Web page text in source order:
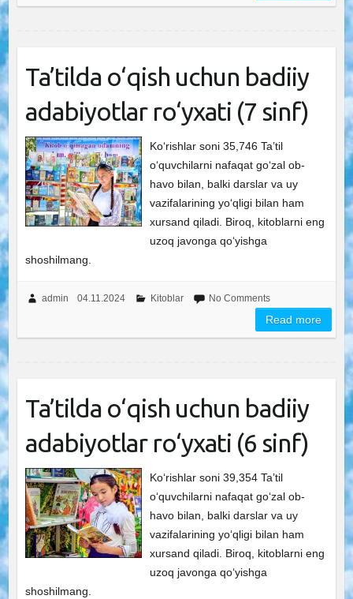
Ta’tilda o‘qish uchun badiiy
adabiyotlar ro‘yxati (7 sinf)
Ko‘rishlar soni 35,746 Ta’til
o‘quvchilarni nafaqat go‘zal ob-
havo bilan, balki darslar va uy
vazifalarining yo‘qligi bilan ham
xursand qiladi. Biroq, kitoblarni eng
uzoq javonga qo‘yishga
shoshilmang.
admin 04.11.2024 Kitoblar No Comments
Read more
Ta’tilda o‘qish uchun badiiy
adabiyotlar ro‘yxati (6 sinf)
Ko‘rishlar soni 39,354 Ta’til
o‘quvchilarni nafaqat go‘zal ob-
havo bilan, balki darslar va uy
vazifalarining yo‘qligi bilan ham
xursand qiladi. Biroq, kitoblarni eng
uzoq javonga qo‘yishga
shoshilmang.